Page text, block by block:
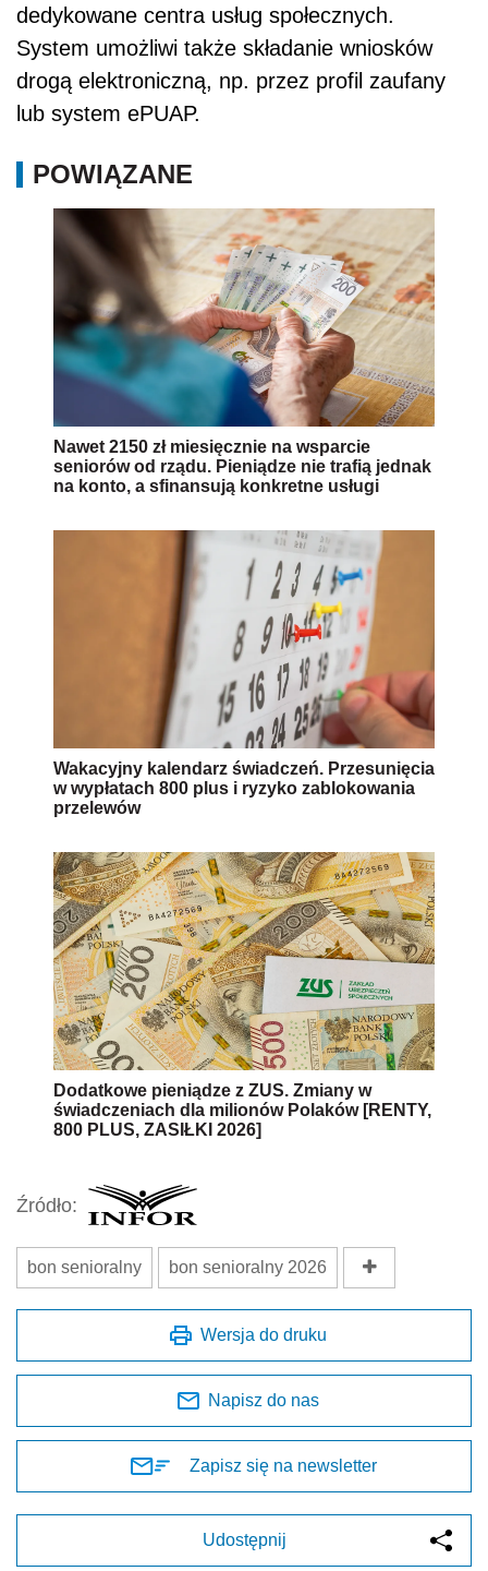
dedykowane centra usług społecznych.
System umożliwi także składanie wniosków
drogą elektroniczną, np. przez profil zaufany
lub system ePUAP.
POWIĄZANE
Nawet 2150 zł miesięcznie na wsparcie
seniorów od rządu. Pieniądze nie trafią jednak
na konto, a sfinansują konkretne usługi
Wakacyjny kalendarz świadczeń. Przesunięcia
w wypłatach 800 plus i ryzyko zablokowania
przelewów
Dodatkowe pieniądze z ZUS. Zmiany w
świadczeniach dla milionów Polaków [RENTY,
800 PLUS, ZASIŁKI 2026]
Źródło:
bon senioralny bon senioralny 2026
Wersja do druku
Napisz do nas
Zapisz się na newsletter
Udostępnij